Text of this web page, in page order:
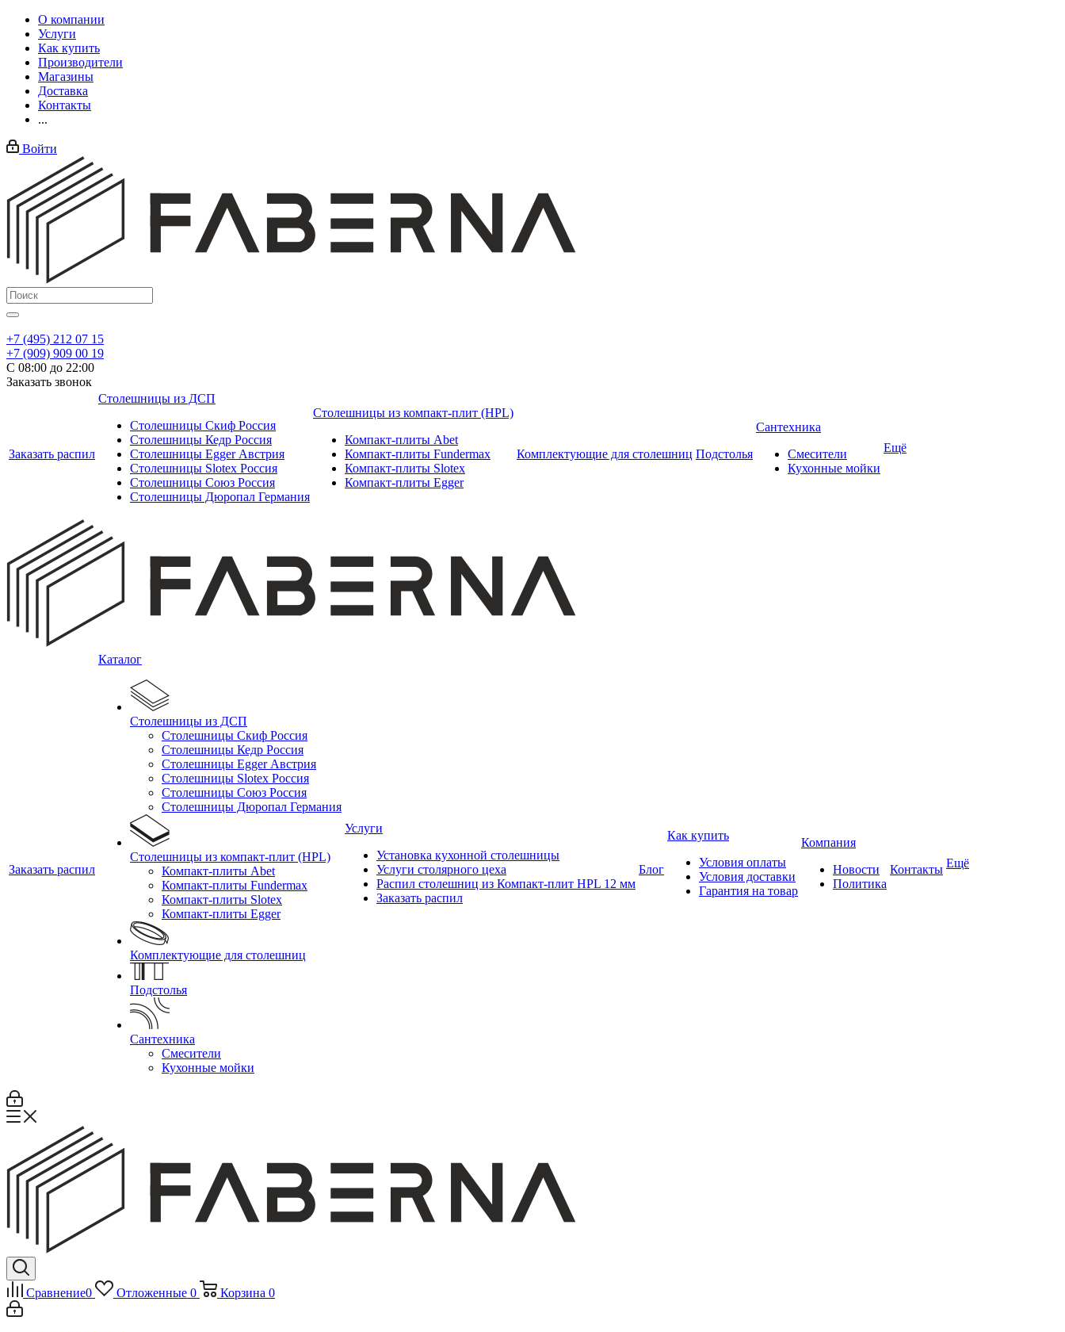
О компании
Услуги
Как купить
Производители
Магазины
Доставка
Контакты
...
Войти
+7 (495) 212 07 15
+7 (909) 909 00 19
С 08:00 до 22:00
Заказать звонок
Заказать распил
Столешницы из ДСП
Столешницы Скиф Россия
Столешницы Кедр Россия
Столешницы Egger Австрия
Столешницы Slotex Россия
Столешницы Союз Россия
Столешницы Дюропал Германия
Столешницы из компакт-плит (HPL)
Компакт-плиты Abet
Компакт-плиты Fundermax
Компакт-плиты Slotex
Компакт-плиты Egger
Комплектующие для столешниц Подстолья
Сантехника
Смесители
Кухонные мойки
Ещё
Заказать распил
Каталог
Столешницы из ДСП
Столешницы Скиф Россия
Столешницы Кедр Россия
Столешницы Egger Австрия
Столешницы Slotex Россия
Столешницы Союз Россия
Столешницы Дюропал Германия
Столешницы из компакт-плит (HPL)
Компакт-плиты Abet
Компакт-плиты Fundermax
Компакт-плиты Slotex
Компакт-плиты Egger
Комплектующие для столешниц
Подстолья
Сантехника
Смесители
Кухонные мойки
Услуги
Установка кухонной столешницы
Услуги столярного цеха
Распил столешниц из Компакт-плит HPL 12 мм
Заказать распил
Блог
Как купить
Условия оплаты
Условия доставки
Гарантия на товар
Компания
Новости
Политика
Контакты Ещё
Сравнение0 Отложенные 0 Корзина 0